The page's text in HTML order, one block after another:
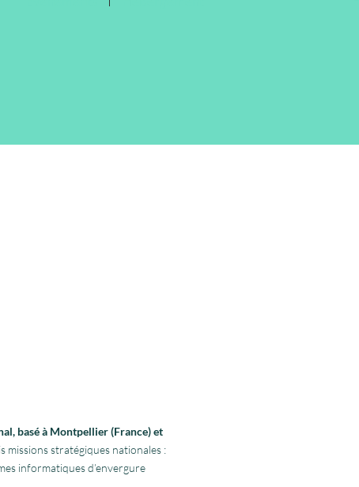
basé à Montpellier (France) et
missions stratégiques nationales :
informatiques d’envergure